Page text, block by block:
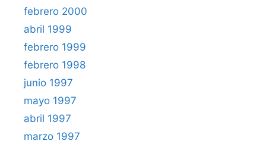
febrero 2000
abril 1999
febrero 1999
febrero 1998
junio 1997
mayo 1997
abril 1997
marzo 1997